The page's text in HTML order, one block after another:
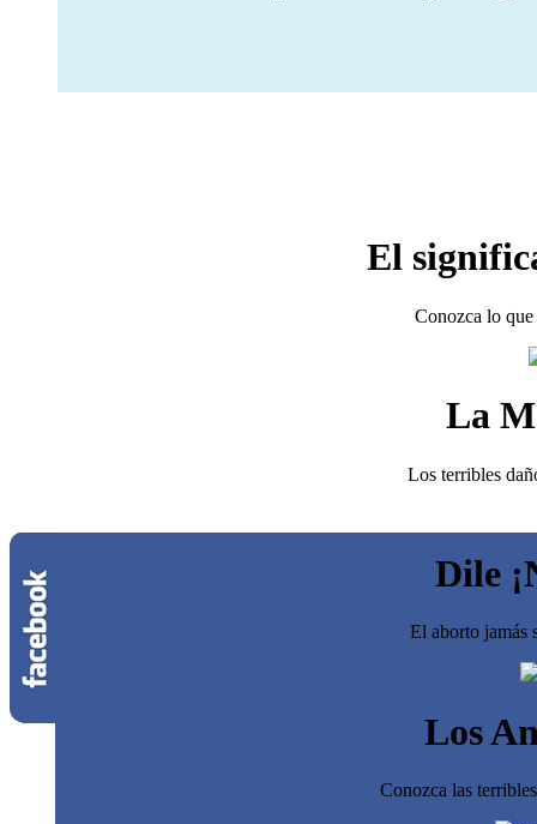
El
Conozca lo
La
Los terribles
Dile
El aborto jamás
Los
Conozca las